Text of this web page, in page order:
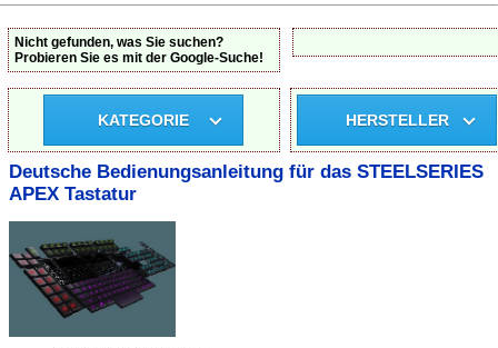
Nicht gefunden, was Sie suchen?
Probieren Sie es mit der Google-Suche!
KATEGORIE HERSTELLER
Deutsche Bedienungsanleitung für das STEELSERIES
APEX Tastatur